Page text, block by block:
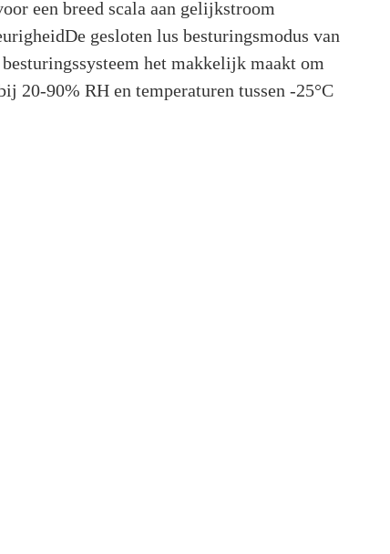
een breed scala aan gelijkstroom
gesloten lus besturingsmodus van
het makkelijk maakt om
20-90% RH en temperaturen tussen -25°C